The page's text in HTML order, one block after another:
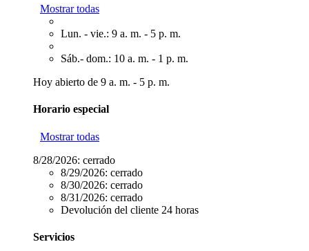
Mostrar todas
Lun. - vie.: 9 a. m. - 5 p. m.
Sáb.- dom.: 10 a. m. - 1 p. m.
Hoy abierto de 9 a. m. - 5 p. m.
Horario especial
Mostrar todas
8/28/2026: cerrado
8/29/2026: cerrado
8/30/2026: cerrado
8/31/2026: cerrado
Devolución del cliente 24 horas
Servicios